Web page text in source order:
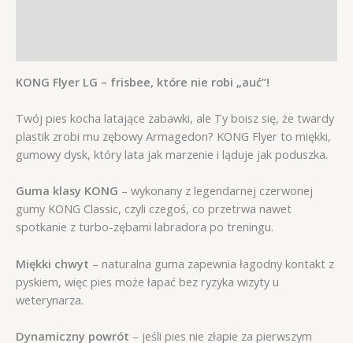
KONG Flyer LG – frisbee, które nie robi „auć”!
Twój pies kocha latające zabawki, ale Ty boisz się, że twardy
plastik zrobi mu zębowy Armagedon? KONG Flyer to miękki,
gumowy dysk, który lata jak marzenie i ląduje jak poduszka.
Guma klasy KONG – wykonany z legendarnej czerwonej
gumy KONG Classic, czyli czegoś, co przetrwa nawet
spotkanie z turbo-zębami labradora po treningu.
Miękki chwyt – naturalna guma zapewnia łagodny kontakt z
pyskiem, więc pies może łapać bez ryzyka wizyty u
weterynarza.
Dynamiczny powrót – jeśli pies nie złapie za pierwszym